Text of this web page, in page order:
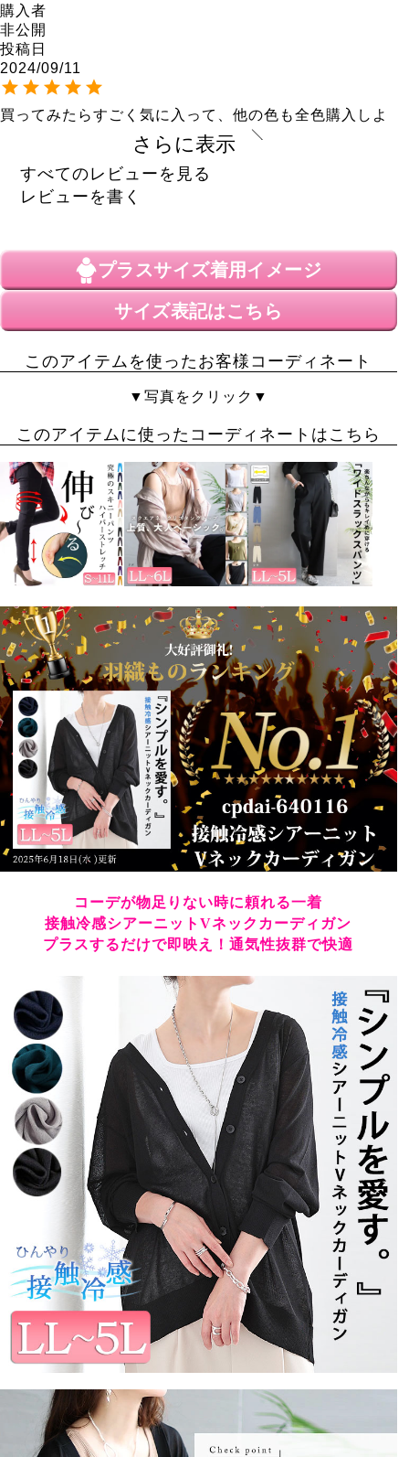
購入者
非公開
投稿日
2024/09/11
買ってみたらすごく気に入って、他の色も全色購入しよ
うとしたらなくなってて残ってた1色かいました。5lまた
再販してほしい。形も薄さも生地も良かった。
冷感という言葉に惹かれました。涼しく年中使いたい商
品でした。
個人的に、麻、綿100%の生地や冷感に惹かれるので
他の商品で綿100て書いてあったり一枚目の写真に冷感
や
綿100とか書いてあってわかりやすい。
買う予定以外のものも購入してしまいます。
最後にまたこの商品の5lサイズの再販まってます。
さらに表示
すべてのレビューを見る
レビューを書く
プラスサイズ着用イメージ
サイズ表記はこちら
このアイテムを使ったお客様コーディネート
▼写真をクリック▼
このアイテムに使ったコーディネートはこちら
コーデが物足りない時に頼れる一着
接触冷感シアーニットVネックカーディガン
プラスするだけで即映え！通気性抜群で快適